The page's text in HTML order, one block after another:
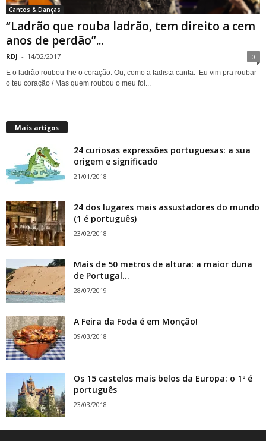
Cantos & Danças
“Ladrão que rouba ladrão, tem direito a cem
anos de perdão”...
RDJ - 14/02/2017 0
E o ladrão roubou-lhe o coração. Ou, como a fadista canta: Eu vim pra roubar
o teu coração / Mas quem roubou o meu foi...
Mais artigos
24 curiosas expressões portuguesas: a sua
origem e significado
21/01/2018
24 dos lugares mais assustadores do mundo
(1 é português)
23/02/2018
Mais de 50 metros de altura: a maior duna
de Portugal...
28/07/2019
A Feira da Foda é em Monção!
09/03/2018
Os 15 castelos mais belos da Europa: o 1º é
português
23/03/2018